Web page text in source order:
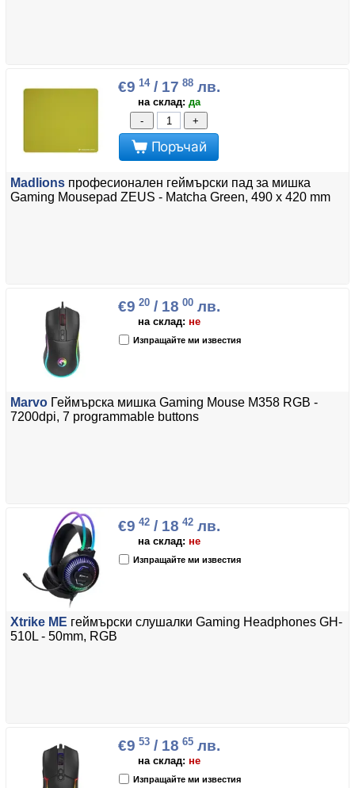
€9 14/ 17 88лв.
на склад: да
-
+
Поръчай
Madlions професионален геймърски пад за мишка
Gaming Mousepad ZEUS - Matcha Green, 490 x 420 mm
€9 20/ 18 00лв.
на склад: не
Изпращайте ми известия
Marvo Геймърска мишка Gaming Mouse M358 RGB -
7200dpi, 7 programmable buttons
€9 42/ 18 42лв.
на склад: не
Изпращайте ми известия
Xtrike ME геймърски слушалки Gaming Headphones GH-
510L - 50mm, RGB
€9 53/ 18 65лв.
на склад: не
Изпращайте ми известия